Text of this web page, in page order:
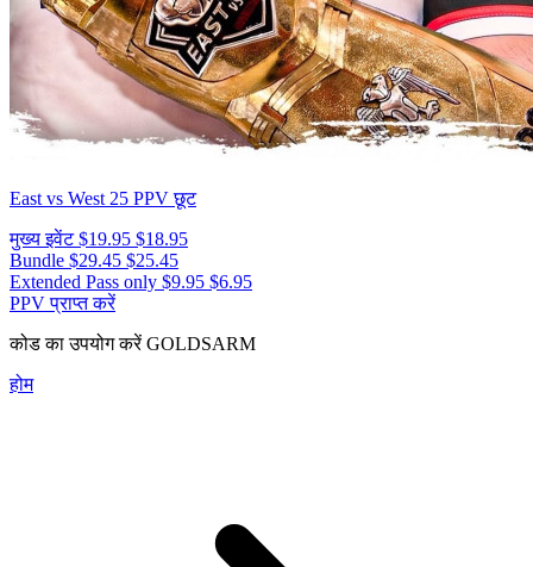
East vs West 25 PPV छूट
मुख्य इवेंट$19.95 $18.95
Bundle $29.45 $25.45
Extended Pass only $9.95 $6.95
PPV प्राप्त करें
कोड का उपयोग करेंGOLDSARM
होम